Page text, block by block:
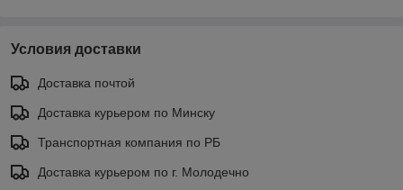
Условия доставки
Доставка почтой
Доставка курьером по Минску
Транспортная компания по РБ
Доставка курьером по г. Молодечно